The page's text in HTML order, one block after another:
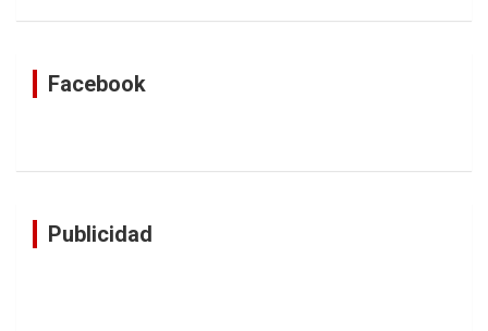
Facebook
Publicidad